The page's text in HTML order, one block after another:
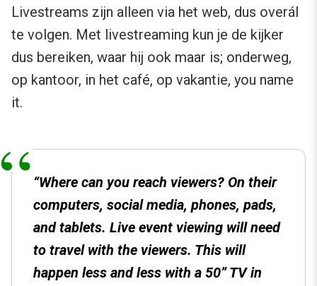
Livestreams zijn alleen via het web, dus overál
te volgen. Met livestreaming kun je de kijker
dus bereiken, waar hij ook maar is; onderweg,
op kantoor, in het café, op vakantie, you name
it.
“Where can you reach viewers? On their
computers, social media, phones, pads,
and tablets. Live event viewing will need
to travel with the viewers. This will
happen less and less with a 50” TV in